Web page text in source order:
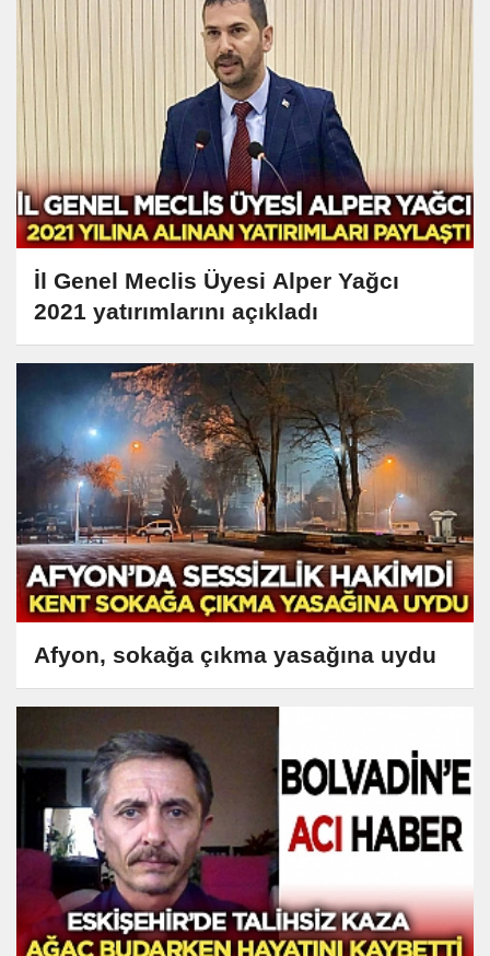
İl Genel Meclis Üyesi Alper Yağcı
2021 yatırımlarını açıkladı
Afyon, sokağa çıkma yasağına uydu